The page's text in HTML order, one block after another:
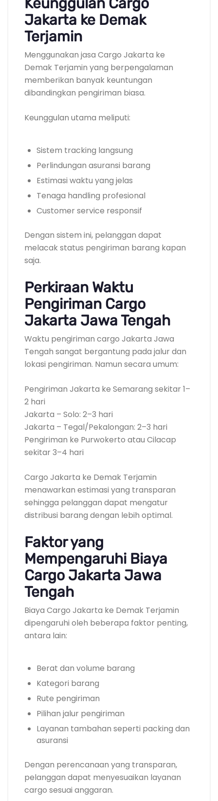
Jakarta ke Demak
Terjamin
Menggunakan jasa Cargo Jakarta ke
Demak Terjamin yang berpengalaman
memberikan banyak keuntungan
dibandingkan pengiriman biasa.
Keunggulan utama meliputi:
Sistem tracking langsung
Perlindungan asuransi barang
Estimasi waktu yang jelas
Tenaga handling profesional
Customer service responsif
Dengan sistem ini, pelanggan dapat
melacak status pengiriman barang kapan
saja.
Perkiraan Waktu
Pengiriman Cargo
Jakarta Jawa Tengah
Waktu pengiriman cargo Jakarta Jawa
Tengah sangat bergantung pada jalur dan
lokasi pengiriman. Namun secara umum:
Pengiriman Jakarta ke Semarang sekitar 1–
2 hari
Jakarta – Solo: 2–3 hari
Jakarta – Tegal/Pekalongan: 2–3 hari
Pengiriman ke Purwokerto atau Cilacap
sekitar 3–4 hari
Cargo Jakarta ke Demak Terjamin
menawarkan estimasi yang transparan
sehingga pelanggan dapat mengatur
distribusi barang dengan lebih optimal.
Faktor yang
Mempengaruhi Biaya
Cargo Jakarta Jawa
Tengah
Biaya Cargo Jakarta ke Demak Terjamin
dipengaruhi oleh beberapa faktor penting,
antara lain:
Berat dan volume barang
Kategori barang
Rute pengiriman
Pilihan jalur pengiriman
Layanan tambahan seperti packing dan
asuransi
Dengan perencanaan yang transparan,
pelanggan dapat menyesuaikan layanan
cargo sesuai anggaran.